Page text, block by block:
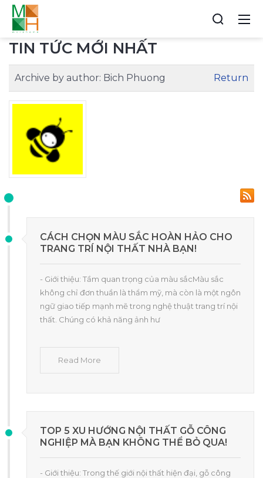
TIN TỨC MỚI NHẤT
Archive by author: Bich Phuong Return
CÁCH CHỌN MÀU SẮC HOÀN HẢO CHO
TRANG TRÍ NỘI THẤT NHÀ BẠN!
- Giới thiệu: Tầm quan trọng của màu sắcMàu sắc
không chỉ đơn thuần là thẩm mỹ, mà còn là một ngôn
ngữ giao tiếp mạnh mẽ trong nghệ thuật trang trí nội
thất. Chúng có khả năng ảnh hư
Read More
TOP 5 XU HƯỚNG NỘI THẤT GỖ CÔNG
NGHIỆP MÀ BẠN KHÔNG THỂ BỎ QUA!
- Giới thiệu: Trong thế giới nội thất hiện đại, gỗ công